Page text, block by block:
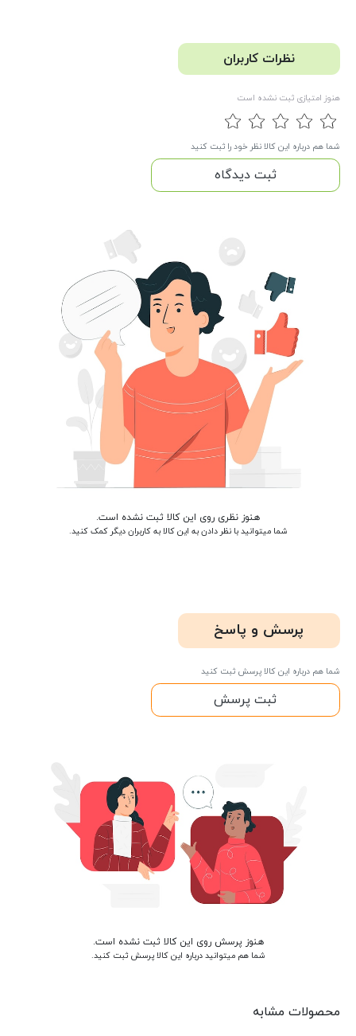
نظرات کاربران
هنوز امتیازی ثبت نشده است
شما هم درباره این کالا نظر خود را ثبت کنید
ثبت دیدگاه
هنوز نظری روی این کالا ثبت نشده است.
شما میتوانید با نظر دادن به این کالا به کاربران دیگر کمک کنید.
پرسش و پاسخ
شما هم درباره این کالا پرسش ثبت کنید
ثبت پرسش
هنوز پرسش روی این کالا ثبت نشده است.
شما هم میتوانید درباره این کالا پرسش ثبت کنید.
محصولات مشابه